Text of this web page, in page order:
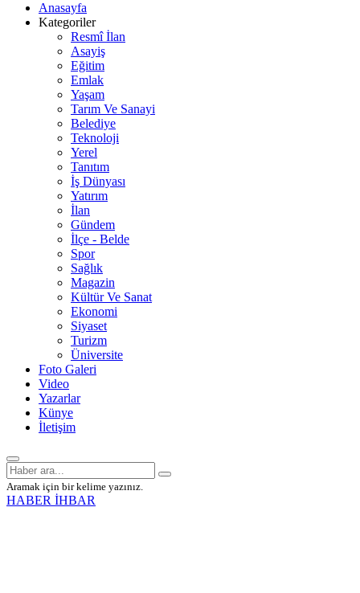
Anasayfa
Kategoriler
Resmî İlan
Asayiş
Eğitim
Emlak
Yaşam
Tarım Ve Sanayi
Belediye
Teknoloji
Yerel
Tanıtım
İş Dünyası
Yatırım
İlan
Gündem
İlçe - Belde
Spor
Sağlık
Magazin
Kültür Ve Sanat
Ekonomi
Siyaset
Turizm
Üniversite
Foto Galeri
Video
Yazarlar
Künye
İletişim
Aramak için bir kelime yazınız.
HABER İHBAR